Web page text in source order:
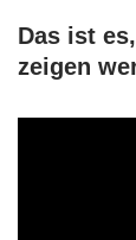
Das ist
zeigen